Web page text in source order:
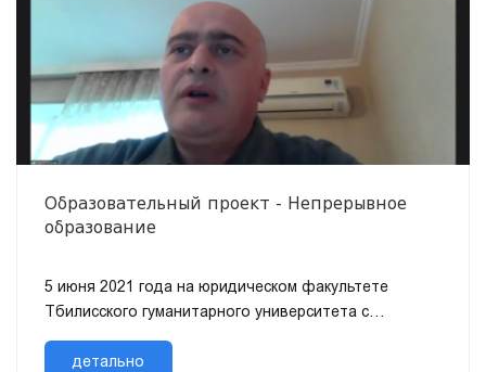
Образовательный проект - Непрерывное
образование
5 июня 2021 года на юридическом факультете
Тбилисского гуманитарного университета с
использованием онлайн-платформы ZOOM прошла
публичная...
детально